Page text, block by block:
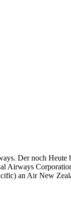
Der noch Heute
Airways
an Air New